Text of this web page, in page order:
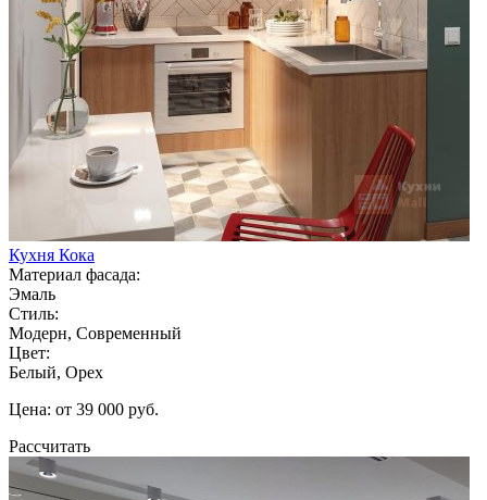
Кухня Кока
Материал фасада:
Эмаль
Стиль:
Модерн, Современный
Цвет:
Белый, Орех
Цена: от 39 000 руб.
Рассчитать